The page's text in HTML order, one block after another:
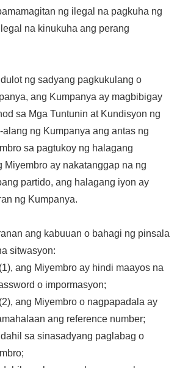
ng ilegal na pagkuha ng
na kinukuha ang perang
ng sadyang pagkukulang o
ang Kumpanya ay magbibigay
sa Mga Tuntunin at Kundisyon ng
ng Kumpanya ang antas ng
sa pagtukoy ng halagang
Miyembro ay nakatanggap na ng
partido, ang halagang iyon ay
ng Kumpanya.
ang kabuuan o bahagi ng pinsala
sitwasyon:
ang Miyembro ay hindi maayos na
o impormasyon;
ang Miyembro o nagpapadala ay
ang reference number;
sa sinasadyang paglabag o